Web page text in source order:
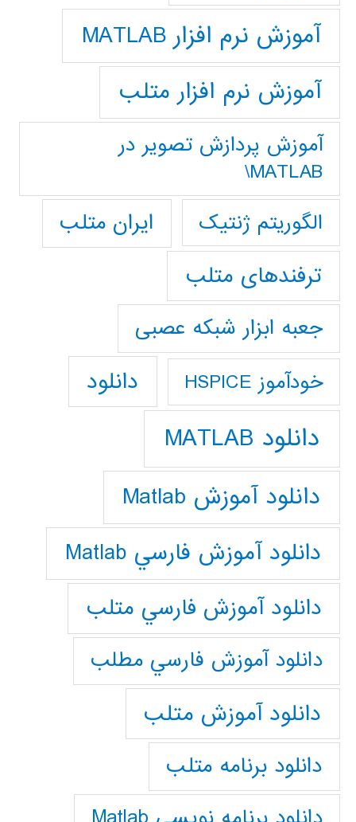
آموزش نرم افزار MATLAB
آموزش نرم افزار متلب
آموزش پردازش تصوير در
MATLAB\
الگوریتم ژنتیک
ایران متلب
ترفندهای متلب
جعبه ابزار شبکه عصبی
خودآموز HSPICE دانلود
دانلود MATLAB
دانلود آموزش Matlab
دانلود آموزش فارسي Matlab
دانلود آموزش فارسي متلب
دانلود آموزش فارسي مطلب
دانلود آموزش متلب
دانلود برنامه متلب